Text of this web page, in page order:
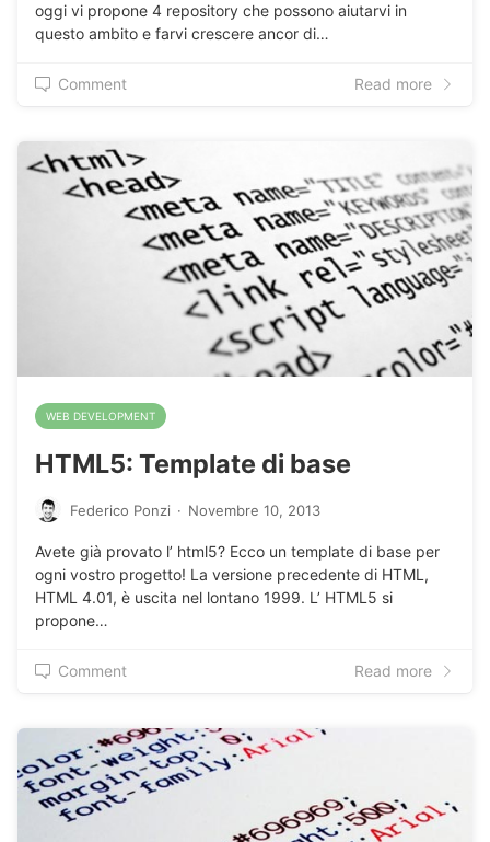
oggi vi propone 4 repository che possono aiutarvi in
questo ambito e farvi crescere ancor di…
Comment Read more
WEB DEVELOPMENT
HTML5: Template di base
Federico Ponzi · Novembre 10, 2013
Avete già provato l’ html5? Ecco un template di base per
ogni vostro progetto! La versione precedente di HTML,
HTML 4.01, è uscita nel lontano 1999. L’ HTML5 si
propone…
Comment Read more